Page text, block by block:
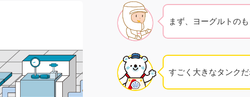
まず、ヨーグルトの
すごく大きなタンクだ